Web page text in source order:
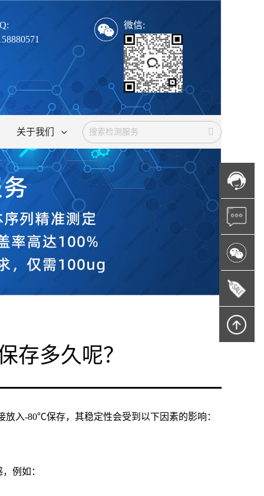
微信:
关于我们
存多久呢？
放入-80℃保存，其稳定性会受到以下因素的影响：
例如：